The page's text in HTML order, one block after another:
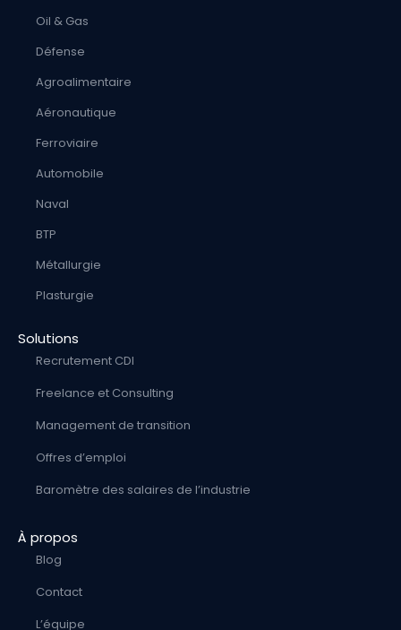
Oil & Gas
Défense
Agroalimentaire
Aéronautique
Ferroviaire
Automobile
Naval
BTP
Métallurgie
Plasturgie
Solutions
Recrutement CDI
Freelance et Consulting
Management de transition
Offres d’emploi
Baromètre des salaires de l’industrie
À propos
Blog
Contact
L’équipe